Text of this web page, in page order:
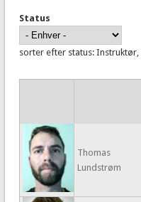
Status
sorter efter status: Instruktør,
Thomas
Lundstrøm